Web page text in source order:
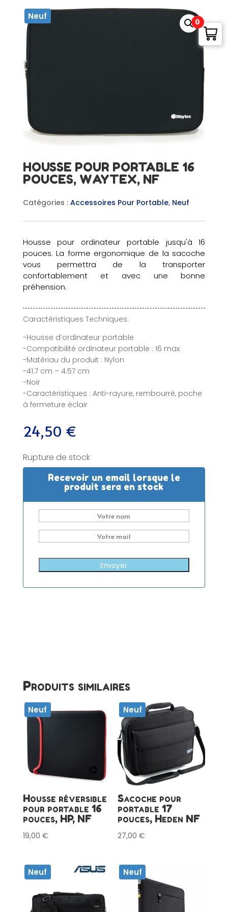
Neuf
HOUSSE POUR PORTABLE 16
POUCES, WAYTEX, NF
Catégories : Accessoires Pour Portable, Neuf
Housse pour ordinateur portable jusqu'à 16
pouces. La forme ergonomique de la sacoche
vous permettra de la transporter
confortablement et avec une bonne
préhension.
Caractéristiques Techniques:
-Housse d’ordinateur portable
-Compatibilité ordinateur portable : 16 max
-Matériau du produit : Nylon
-41.7 cm – 4.57 cm
-Noir
-Caractéristiques : Anti-rayure, rembourré, poche
à fermeture éclair
24,50 €
Rupture de stock
Recevoir un email lorsque le
produit sera en stock
Envoyer
Produits similaires
Neuf
Housse réversible
pour portable 16
pouces, HP, NF
19,00 €
Neuf
Sacoche pour
portable 17
pouces, Heden NF
27,00€
Neuf Neuf
0